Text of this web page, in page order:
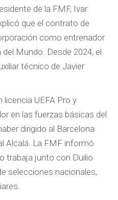
de la FMF, Ivar
que el contrato de
como entrenador
Mundo. Desde 2024, el
técnico de Javier
UEFA Pro y
en las fuerzas básicas del
dirigido al Barcelona
Alcalá. La FMF informó
trabaja junto con Duilio
selecciones nacionales,